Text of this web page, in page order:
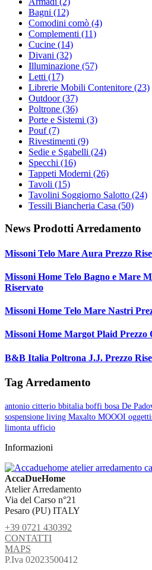
Bagni (12)
Comodini comò (4)
Complementi (11)
Cucine (14)
Divani (32)
Illuminazione (57)
Letti (17)
Librerie Mobili Contenitore (23)
Outdoor(37)
Poltrone (36)
Porte e Sistemi (3)
Pouf(7)
Rivestimenti (9)
Sedie e Sgabelli (24)
Specchi (16)
Tappeti Moderni (26)
Tavoli (15)
Tavolini Soggiorno Salotto (24)
Tessili Biancheria Casa (50)
News Prodotti Arredamento
Missoni Telo Mare Aura Prezzo
Missoni Home Telo Bagno e Mare
Riservato
Missoni Home Telo Mare Nastri
Missoni Home Margot Plaid Prezzo
B&B Italia Poltrona J.J. Prezzo
Tag Arredamento
antonio citterio bbitalia boffi bosa De
sospensione living Maxalto MOOOI
limonta ufficio
Informazioni
AccaDueHome
Atelier Arredamento
Via del Carso n°21
Pesaro (PU) ITALY
+39 0721 430392
CONTATTI
MAPS
P.Iva 02023500412